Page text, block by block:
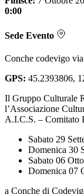
0:00
Sede Evento
Conche codevigo
GPS: 45.2393806,
Il Gruppo Culturale
l’Associazione
A.I.C.S. – Comitato
Sabato 29
Domenica 30
Sabato 06
Domenica 07
a Conche di